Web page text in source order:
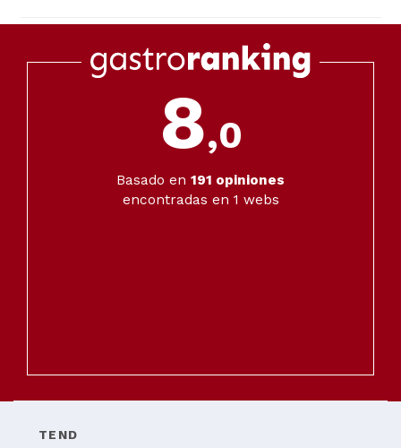
8,0
Basado en 191 opiniones
encontradas en 1 webs
TEND